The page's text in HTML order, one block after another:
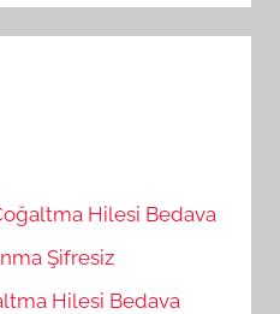
Hilesi Bedava
Şifresiz
Hilesi Bedava